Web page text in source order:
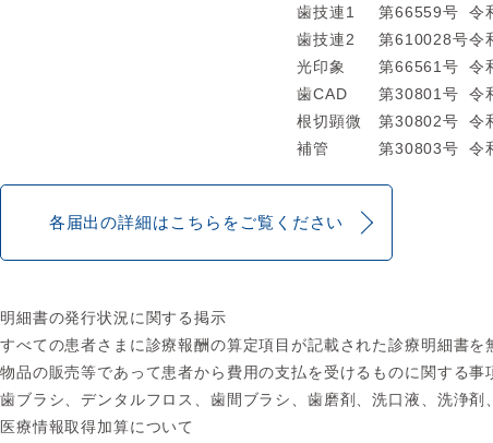
歯技連1
第66559号
令
歯技連2
第610028号令
光印象
第66561号
令
歯CAD
第30801号
令
根切顕微
第30802号
令
補管
第30803号 令
各届出の詳細はこちらをご覧ください
明細書の発行状況に関する掲示
すべての患者さまに診療報酬の算定項目が記載された診療明細書を
物品の販売等であって患者から費用の支払を受けるものに関する事
歯ブラシ、デンタルフロス、歯間ブラシ、歯磨剤、洗口液、洗浄剤
医療情報取得加算について